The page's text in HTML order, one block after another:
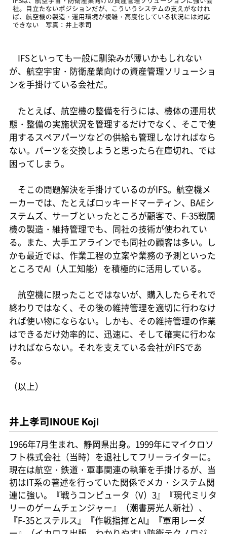
社。目立たないポジションだが、こういうシステムの支えがなけれ
ば、航空機の製造・運用環境が複雑・高度化している状況には対応
できない 写真：井上孝司
IFSといっても一般に馴染みが薄いかもしれない
が、航空宇宙・防衛産業向けの資産管理ソリューショ
ンを手掛けている会社だ。
たとえば、航空機の整備を行うには、機体の運用状
態・整備の実施状況を管理するだけでなく、そこで使
用するスペアパーツなどの供給も管理しなければなら
ない。パーツを交換しようと思ったら在庫切れ、では
困ってしまう。
そこの問題解決を手掛けているのがIFS。航空機メ
ーカーでは、たとえばロッキードマーティン、BAEシ
ステムズ、サーブといったところが顧客で、F-35戦闘
機の製造・維持管理でも、同社の技術が使われてい
る。また、大手エアラインでも同社の顧客は多い。し
かも最近では、作業工程の立案や業務の予測といった
ところでAI（人工知能）を積極的に活用している。
航空機に限ったことではないが、購入したらそれで
終わりではなく、その後の維持管理を適切に行わなけ
れば使い物にならない。しかも、その維持管理の作業
はできるだけ効率的に、迅速に、そして確実に行わな
ければならない。それを支えている会社がIFSであ
る。
（以上）
井上孝司INOUE Koji
1966年7月生まれ、静岡県出身。1999年にマイクロソ
フト株式会社（当時）を退社してフリーライターに。
現在は航空・鉄道・軍事関連の執筆を手掛けるが、当
初はIT系の著述を行っていた関係でメカ・システム関
連に強い。『戦うコンピュータ（V）3』『現代ミリタ
リーのゲームチェンジャー』（潮書房光人新社）、
『F-35とステルス』『作戦指揮とAI』『軍用レーダ